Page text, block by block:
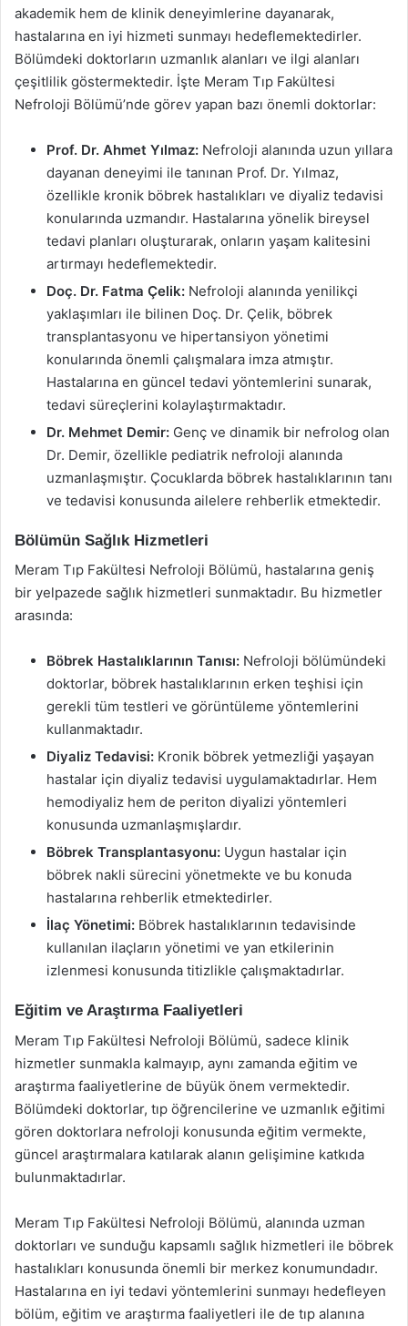
akademik hem de klinik deneyimlerine dayanarak,
hastalarına en iyi hizmeti sunmayı hedeflemektedirler.
Bölümdeki doktorların uzmanlık alanları ve ilgi alanları
çeşitlilik göstermektedir. İşte Meram Tıp Fakültesi
Nefroloji Bölümü’nde görev yapan bazı önemli doktorlar:
Prof. Dr. Ahmet Yılmaz: Nefroloji alanında uzun yıllara
dayanan deneyimi ile tanınan Prof. Dr. Yılmaz,
özellikle kronik böbrek hastalıkları ve diyaliz tedavisi
konularında uzmandır. Hastalarına yönelik bireysel
tedavi planları oluşturarak, onların yaşam kalitesini
artırmayı hedeflemektedir.
Doç. Dr. Fatma Çelik: Nefroloji alanında yenilikçi
yaklaşımları ile bilinen Doç. Dr. Çelik, böbrek
transplantasyonu ve hipertansiyon yönetimi
konularında önemli çalışmalara imza atmıştır.
Hastalarına en güncel tedavi yöntemlerini sunarak,
tedavi süreçlerini kolaylaştırmaktadır.
Dr. Mehmet Demir: Genç ve dinamik bir nefrolog olan
Dr. Demir, özellikle pediatrik nefroloji alanında
uzmanlaşmıştır. Çocuklarda böbrek hastalıklarının tanı
ve tedavisi konusunda ailelere rehberlik etmektedir.
Bölümün Sağlık Hizmetleri
Meram Tıp Fakültesi Nefroloji Bölümü, hastalarına geniş
bir yelpazede sağlık hizmetleri sunmaktadır. Bu hizmetler
arasında:
Böbrek Hastalıklarının Tanısı: Nefroloji bölümündeki
doktorlar, böbrek hastalıklarının erken teşhisi için
gerekli tüm testleri ve görüntüleme yöntemlerini
kullanmaktadır.
Diyaliz Tedavisi: Kronik böbrek yetmezliği yaşayan
hastalar için diyaliz tedavisi uygulamaktadırlar. Hem
hemodiyaliz hem de periton diyalizi yöntemleri
konusunda uzmanlaşmışlardır.
Böbrek Transplantasyonu: Uygun hastalar için
böbrek nakli sürecini yönetmekte ve bu konuda
hastalarına rehberlik etmektedirler.
İlaç Yönetimi: Böbrek hastalıklarının tedavisinde
kullanılan ilaçların yönetimi ve yan etkilerinin
izlenmesi konusunda titizlikle çalışmaktadırlar.
Eğitim ve Araştırma Faaliyetleri
Meram Tıp Fakültesi Nefroloji Bölümü, sadece klinik
hizmetler sunmakla kalmayıp, aynı zamanda eğitim ve
araştırma faaliyetlerine de büyük önem vermektedir.
Bölümdeki doktorlar, tıp öğrencilerine ve uzmanlık eğitimi
gören doktorlara nefroloji konusunda eğitim vermekte,
güncel araştırmalara katılarak alanın gelişimine katkıda
bulunmaktadırlar.
Meram Tıp Fakültesi Nefroloji Bölümü, alanında uzman
doktorları ve sunduğu kapsamlı sağlık hizmetleri ile böbrek
hastalıkları konusunda önemli bir merkez konumundadır.
Hastalarına en iyi tedavi yöntemlerini sunmayı hedefleyen
bölüm, eğitim ve araştırma faaliyetleri ile de tıp alanına